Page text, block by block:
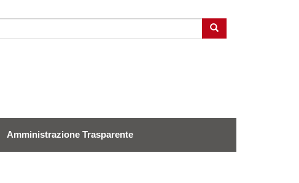
Cerca
Amministrazione Trasparente